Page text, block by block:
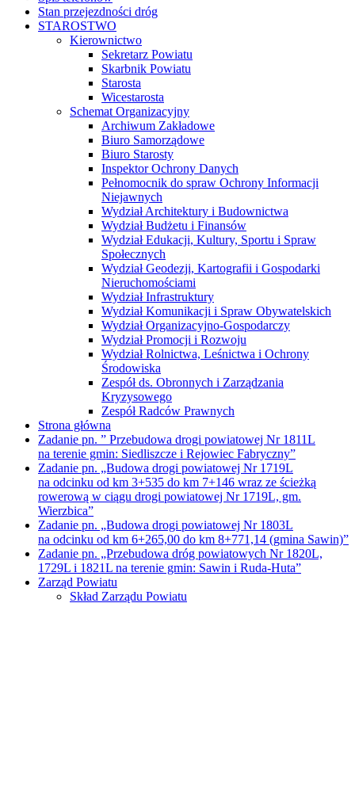
Stan przejezdności dróg
STAROSTWO
Kierownictwo
Sekretarz Powiatu
Skarbnik Powiatu
Starosta
Wicestarosta
Schemat Organizacyjny
Archiwum Zakładowe
Biuro Samorządowe
Biuro Starosty
Inspektor Ochrony Danych
Pełnomocnik do spraw Ochrony Informacji
Niejawnych
Wydział Architektury i Budownictwa
Wydział Budżetu i Finansów
Wydział Edukacji, Kultury, Sportu i Spraw
Społecznych
Wydział Geodezji, Kartografii i Gospodarki
Nieruchomościami
Wydział Infrastruktury
Wydział Komunikacji i Spraw Obywatelskich
Wydział Organizacyjno-Gospodarczy
Wydział Promocji i Rozwoju
Wydział Rolnictwa, Leśnictwa i Ochrony
Środowiska
Zespół ds. Obronnych i Zarządzania
Kryzysowego
Zespół Radców Prawnych
Strona główna
Zadanie pn. ” Przebudowa drogi powiatowej Nr 1811L
na terenie gmin: Siedliszcze i Rejowiec Fabryczny”
Zadanie pn. „Budowa drogi powiatowej Nr 1719L
na odcinku od km 3+535 do km 7+146 wraz ze ścieżką
rowerową w ciągu drogi powiatowej Nr 1719L, gm.
Wierzbica”
Zadanie pn. „Budowa drogi powiatowej Nr 1803L
na odcinku od km 6+265,00 do km 8+771,14 (gmina Sawin)”
Zadanie pn. „Przebudowa dróg powiatowych Nr 1820L,
1729L i 1821L na terenie gmin: Sawin i Ruda-Huta”
Zarząd Powiatu
Skład Zarządu Powiatu